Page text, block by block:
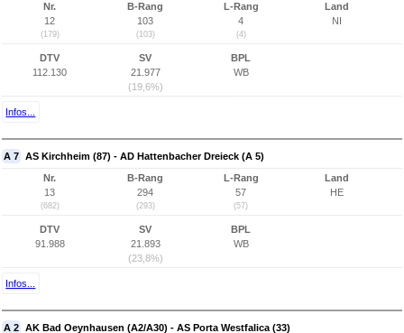
Nr.
12
(179)
B-Rang
103
(103)
L-Rang
4
(4)
Land
NI
DTV
112.130
SV
21.977
(19,6%)
BPL
WB
Infos...
A 7 AS Kirchheim (87) - AD Hattenbacher Dreieck (A 5)
Nr.
13
(682)
B-Rang
294
(293)
L-Rang
57
(57)
Land
HE
DTV
91.988
SV
21.893
(23,8%)
BPL
WB
Infos...
A 2 AK Bad Oeynhausen (A2/A30) - AS Porta Westfalica (33)